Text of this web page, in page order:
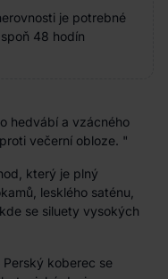
je potrebné
48 hodín
hedvábí a vzácného
večerní obloze. "
který je plný
lesklého saténu,
se siluety vysokých
koberec se